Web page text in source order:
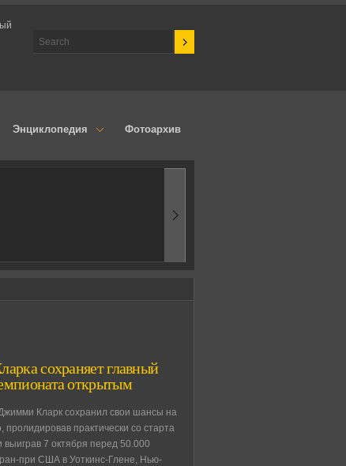
Энциклопедия Фотоархив
сохраняет главный
открытым
Кларк сохранил свои шансы на
пролидировав практически со старта
7 октября перед 50.000
при США в Уоткинс-Глене, Нью-